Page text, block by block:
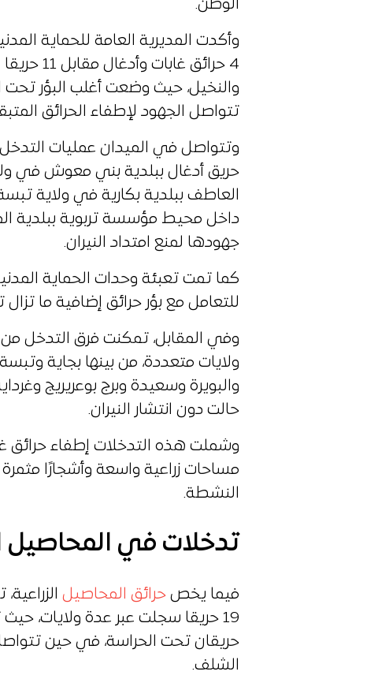
الوطن.
وأكدت المديرية العامة للحماية
4 حرائق
والنخيل، حيث وضعت أغلب البؤر تحت
تتواصل الجهود لإطفاء الحرائق
وتتواصل في الميدان عمليات التدخل
حريق أدغال ببلدية بني معوش في
العاطف ببلدية بكارية في ولاية
داخل محيط مؤسسة تربوية ببلدية
جهودها لمنع امتداد النيران.
كما تمت تعبئة وحدات الحماية
للتعامل مع بؤر حرائق إضافية ما
وفي المقابل، تمكنت فرق التدخل من
ولايات متعددة، من بينها بجاية
والبويرة وسعيدة وبرج بوعريريج
حالت دون انتشار النيران.
وشملت هذه التدخلات إطفاء حرائق
مساحات زراعية واسعة وأشجارًا
النشطة.
تدخلات في المحاصيل
فيما يخص حرائق المحاصيل
حريقان تحت الحراسة، في حين
الشلف.